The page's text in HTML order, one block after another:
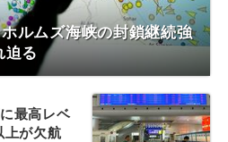
ルムズ海峡の封鎖継続強
迫る
最高レベ
上が欠航